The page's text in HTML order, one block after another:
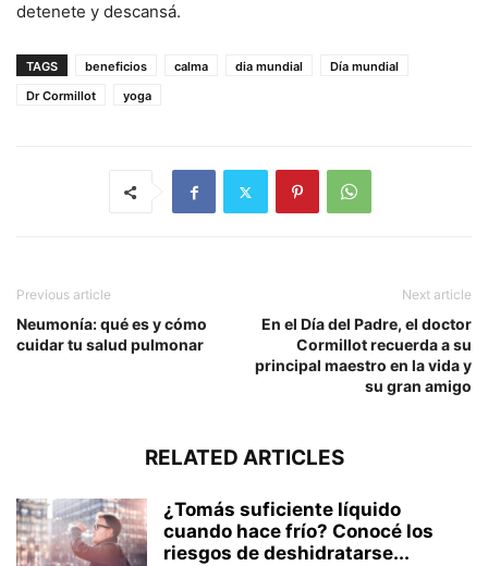
detenete y descansá.
TAGS beneficios calma dia mundial
Día mundial
Dr Cormillot
yoga
Previous article
Neumonía: qué es y cómo
cuidar tu salud pulmonar
Next article
En el Día del Padre, el doctor
Cormillot recuerda a su
principal maestro en la vida y
su gran amigo
RELATED ARTICLES
¿Tomás suficiente líquido
cuando hace frío? Conocé los
riesgos de deshidratarse...